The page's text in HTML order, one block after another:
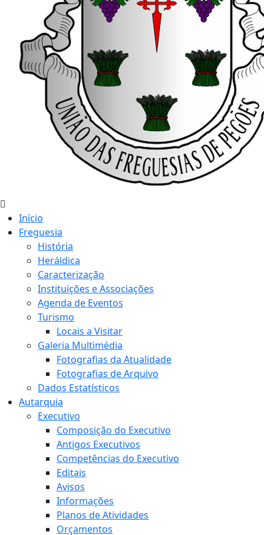
Início
Freguesia
História
Heráldica
Caracterização
Instituições e Associações
Agenda de Eventos
Turismo
Locais a Visitar
Galeria Multimédia
Fotografias da Atualidade
Fotografias de Arquivo
Dados Estatísticos
Autarquia
Executivo
Composição do Executivo
Antigos Executivos
Competências do Executivo
Editais
Avisos
Informações
Planos de Atividades
Orçamentos